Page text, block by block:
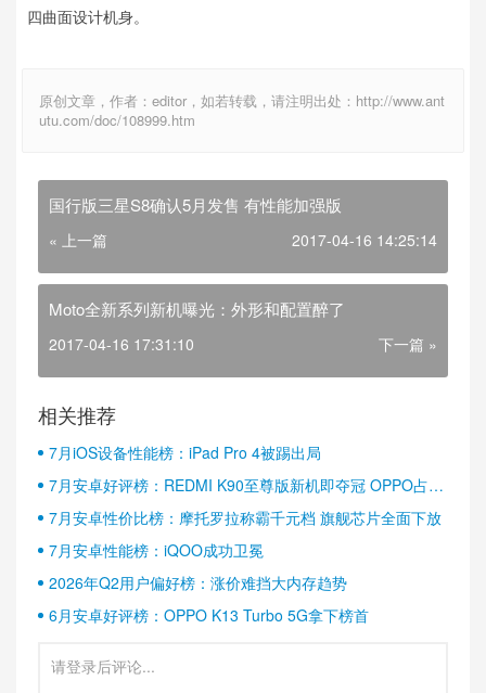
四曲面设计机身。
原创文章，作者：editor，如若转载，请注明出处：http://www.ant
utu.com/doc/108999.htm
国行版三星S8确认5月发售 有性能加强版
« 上一篇 2017-04-16 14:25:14
Moto全新系列新机曝光：外形和配置醉了
2017-04-16 17:31:10 下一篇 »
相关推荐
7月iOS设备性能榜：iPad Pro 4被踢出局
7月安卓好评榜：REDMI K90至尊版新机即夺冠 OPPO占据
半壁江山
7月安卓性价比榜：摩托罗拉称霸千元档 旗舰芯片全面下放
7月安卓性能榜：iQOO成功卫冕
2026年Q2用户偏好榜：涨价难挡大内存趋势
6月安卓好评榜：OPPO K13 Turbo 5G拿下榜首